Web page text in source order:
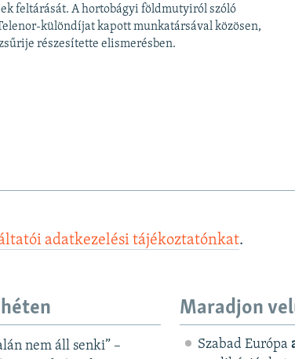
feltárását. ​A hortobágyi földmutyiról szóló
különdíjat kapott munkatársával közösen,
részesítette elismerésben.
adatkezelési tájékoztatónkat.
nem áll senki” –
Maradjon
Szabad Európa